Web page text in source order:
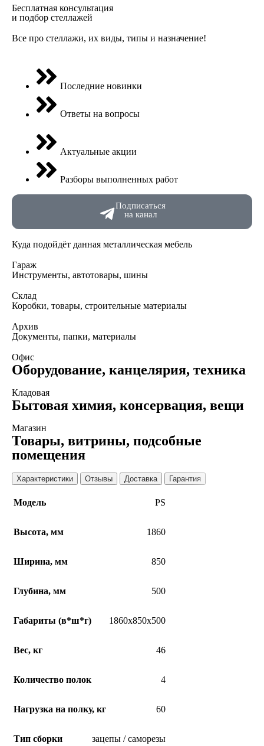
Бесплатная консультация
и подбор стеллажей
Все про стеллажи, их виды, типы и назначение!
Последние новинки
Ответы на вопросы
Актуальные акции
Разборы выполненных работ
Подписаться
на канал
Куда подойдёт данная металлическая мебель
Гараж
Инструменты, автотовары, шины
Склад
Коробки, товары, строительные материалы
Архив
Документы, папки, материалы
Офис
Оборудование, канцелярия, техника
Кладовая
Бытовая химия, консервация, вещи
Магазин
Товары, витрины, подсобные
помещения
Характеристики Отзывы Доставка Гарантия
Модель PS
Высота, мм 1860
Ширина, мм 850
Глубина, мм 500
Габариты (в*ш*г) 1860x850x500
Вес, кг 46
Количество полок 4
Нагрузка на полку, кг 60
Тип сборки зацепы / саморезы